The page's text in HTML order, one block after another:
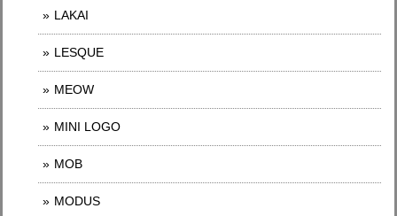
LAKAI
LESQUE
MEOW
MINI LOGO
MOB
MODUS